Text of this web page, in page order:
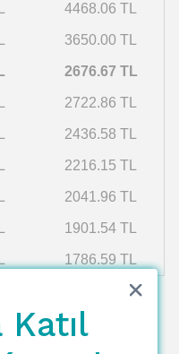
4468.06 TL
3650.00 TL
2676.67 TL
2722.86 TL
2436.58 TL
2216.15 TL
2041.96 TL
1901.54 TL
1786.59 TL
Katıl